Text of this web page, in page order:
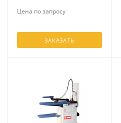
Цена по запросу
ЗАКАЗАТЬ